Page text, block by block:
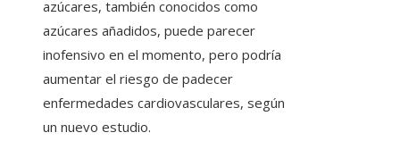
azúcares, también conocidos como
azúcares añadidos, puede parecer
inofensivo en el momento, pero podría
aumentar el riesgo de padecer
enfermedades cardiovasculares, según
un nuevo estudio.